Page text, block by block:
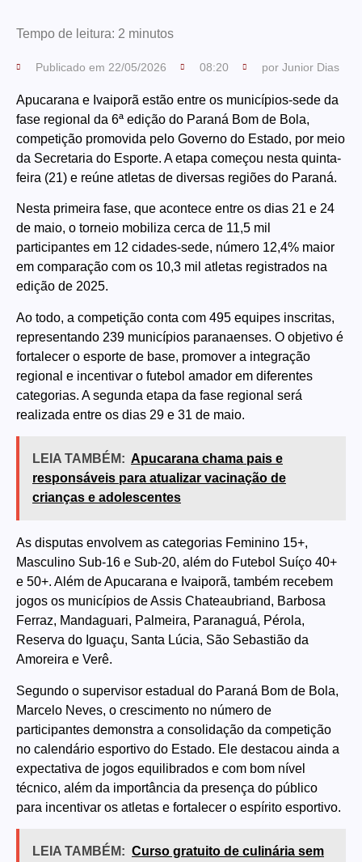
Tempo de leitura: 2 minutos
Publicado em 22/05/2026 08:20 por Junior Dias
Apucarana e Ivaiporã estão entre os municípios-sede da
fase regional da 6ª edição do Paraná Bom de Bola,
competição promovida pelo Governo do Estado, por meio
da Secretaria do Esporte. A etapa começou nesta quinta-
feira (21) e reúne atletas de diversas regiões do Paraná.
Nesta primeira fase, que acontece entre os dias 21 e 24
de maio, o torneio mobiliza cerca de 11,5 mil
participantes em 12 cidades-sede, número 12,4% maior
em comparação com os 10,3 mil atletas registrados na
edição de 2025.
Ao todo, a competição conta com 495 equipes inscritas,
representando 239 municípios paranaenses. O objetivo é
fortalecer o esporte de base, promover a integração
regional e incentivar o futebol amador em diferentes
categorias. A segunda etapa da fase regional será
realizada entre os dias 29 e 31 de maio.
LEIA TAMBÉM: Apucarana chama pais e
responsáveis para atualizar vacinação de
crianças e adolescentes
As disputas envolvem as categorias Feminino 15+,
Masculino Sub-16 e Sub-20, além do Futebol Suíço 40+
e 50+. Além de Apucarana e Ivaiporã, também recebem
jogos os municípios de Assis Chateaubriand, Barbosa
Ferraz, Mandaguari, Palmeira, Paranaguá, Pérola,
Reserva do Iguaçu, Santa Lúcia, São Sebastião da
Amoreira e Verê.
Segundo o supervisor estadual do Paraná Bom de Bola,
Marcelo Neves, o crescimento no número de
participantes demonstra a consolidação da competição
no calendário esportivo do Estado. Ele destacou ainda a
expectativa de jogos equilibrados e com bom nível
técnico, além da importância da presença do público
para incentivar os atletas e fortalecer o espírito esportivo.
LEIA TAMBÉM: Curso gratuito de culinária sem